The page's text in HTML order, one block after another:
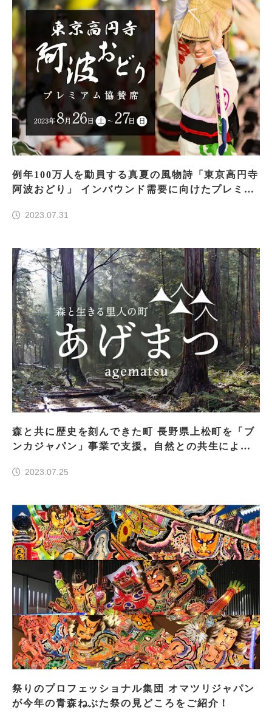
例年100万人を動員する真夏の風物詩「東京高円寺
阿波おどり」 インバウンド需要に向けたプレミア
2023.07.31
森と共に歴史を刻んできた町 長野県上松町を「ブ
ンカジャパン」事業で支援。自然との共生により
域のファンを創出。
2023.07.25
祭りのプロフェッショナル集団 オマツリジャパン
が今年の青森ねぶた祭の見どころをご紹介！